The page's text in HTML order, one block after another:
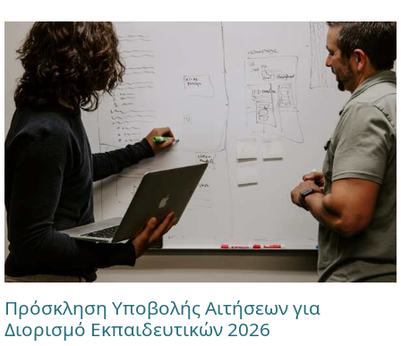
Πρόσκληση Υποβολής Αιτήσεων για
Διορισμό Εκπαιδευτικών 2026